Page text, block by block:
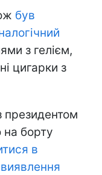
був
з гелієм,
цигарки з
президентом
борту
в